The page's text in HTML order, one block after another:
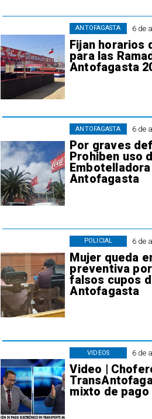
6 de
Fijan horarios
para las
Antofagasta
ANTOFAGASTA
6 de
Por graves
Prohiben uso
Antofagasta
ANTOFAGASTA
6 de
Mujer queda
preventiva
falsos cupos
Antofagasta
POLICIAL
6 de
Video |
mixto de pago
VIDEOS